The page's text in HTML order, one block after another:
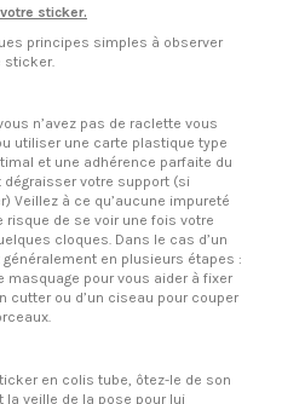
sticker.
principes simples à observer
sticker.
n’avez pas de raclette vous
utiliser une carte plastique type
et une adhérence parfaite du
votre support (si
Veillez à ce qu’aucune impureté
de se voir une fois votre
cloques. Dans le cas d’un
en plusieurs étapes :
masquage pour vous aider à fixer
cutter ou d’un ciseau pour couper
en colis tube, ôtez-le de son
la veille de la pose pour lui